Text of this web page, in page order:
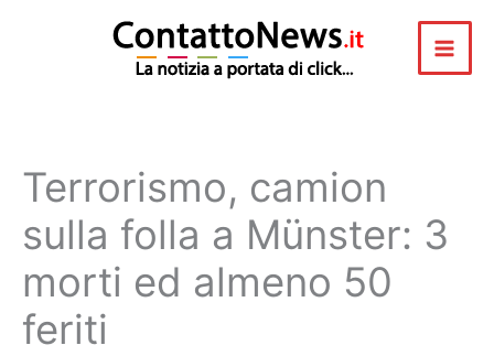
Terrorismo, camion
sulla folla a Münster: 3
morti ed almeno 50
feriti